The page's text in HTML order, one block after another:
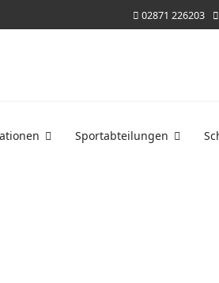
02871 226203
Sportabteilungen